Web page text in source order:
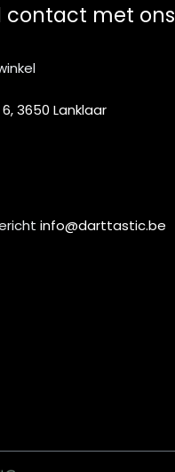
contact met ons
3650 Lanklaar
info@darttastic.be